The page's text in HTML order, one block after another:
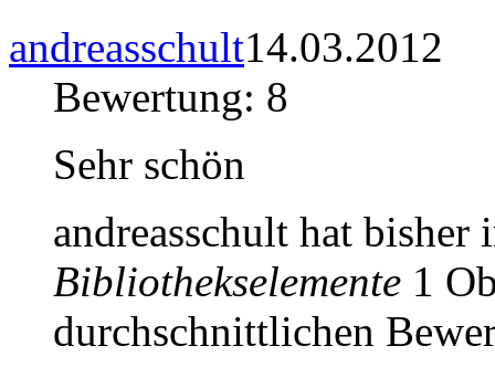
andreasschult14.03.2012
Bewertung: 8
Sehr schön
andreasschult hat
Bibliothekselemente 1
durchschnittlichen